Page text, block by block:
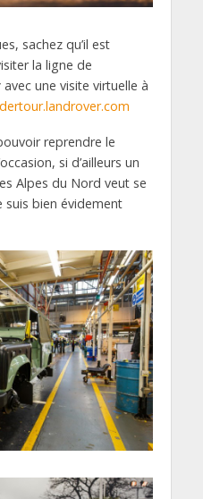
sachez qu’il est
la ligne de
avec une visite virtuelle à
reprendre le
si d’ailleurs un
Alpes du Nord veut se
suis bien évidement